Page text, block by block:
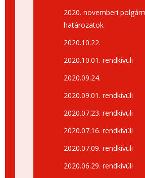
2020. novemberi
határozatok
2020.10.22.
2020.10.01. rendkívüli
2020.09.24.
2020.09.01. rendkívüli
2020.07.23. rendkívüli
2020.07.16. rendkívüli
2020.07.09. rendkívüli
2020.06.29. rendkívüli